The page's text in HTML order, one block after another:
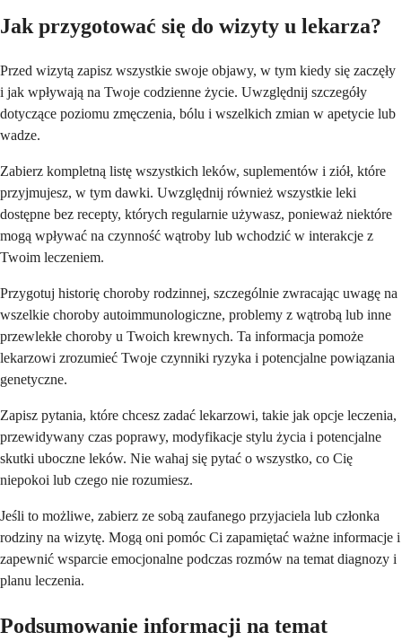
Jak przygotować się do wizyty u lekarza?
Przed wizytą zapisz wszystkie swoje objawy, w tym kiedy się zaczęły
i jak wpływają na Twoje codzienne życie. Uwzględnij szczegóły
dotyczące poziomu zmęczenia, bólu i wszelkich zmian w apetycie lub
wadze.
Zabierz kompletną listę wszystkich leków, suplementów i ziół, które
przyjmujesz, w tym dawki. Uwzględnij również wszystkie leki
dostępne bez recepty, których regularnie używasz, ponieważ niektóre
mogą wpływać na czynność wątroby lub wchodzić w interakcje z
Twoim leczeniem.
Przygotuj historię choroby rodzinnej, szczególnie zwracając uwagę na
wszelkie choroby autoimmunologiczne, problemy z wątrobą lub inne
przewlekłe choroby u Twoich krewnych. Ta informacja pomoże
lekarzowi zrozumieć Twoje czynniki ryzyka i potencjalne powiązania
genetyczne.
Zapisz pytania, które chcesz zadać lekarzowi, takie jak opcje leczenia,
przewidywany czas poprawy, modyfikacje stylu życia i potencjalne
skutki uboczne leków. Nie wahaj się pytać o wszystko, co Cię
niepokoi lub czego nie rozumiesz.
Jeśli to możliwe, zabierz ze sobą zaufanego przyjaciela lub członka
rodziny na wizytę. Mogą oni pomóc Ci zapamiętać ważne informacje i
zapewnić wsparcie emocjonalne podczas rozmów na temat diagnozy i
planu leczenia.
Podsumowanie informacji na temat